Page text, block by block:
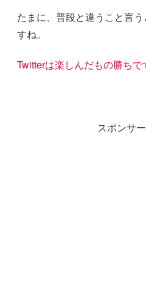
たまに、普段と違うこと言
すね。
Twitterは楽しんだもの勝ちで
スポンサ